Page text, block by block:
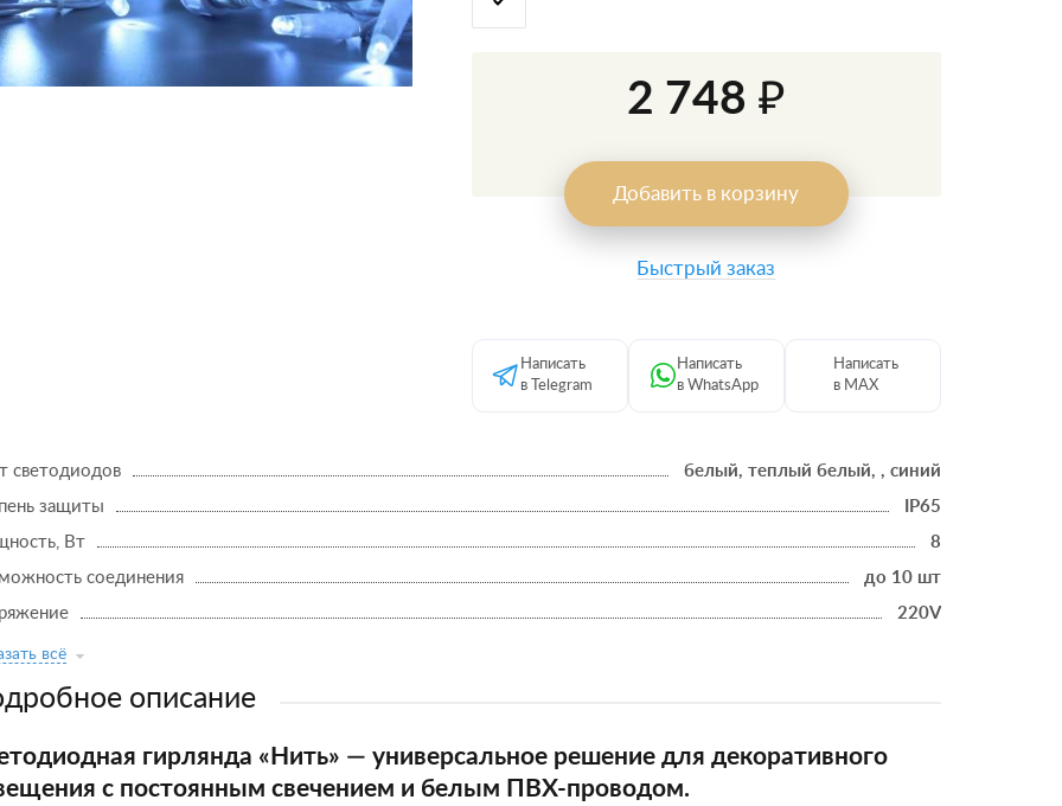
2 748 ₽
Добавить в корзину
Быстрый заказ
Написать
в Telegram
Написать
в WhatsApp
Написать
в MAX
светодиодов
белый, теплый белый, , синий
защиты
IP65
Вт
8
соединения
до 10 шт
220V
всё
описание
гирлянда «Нить» — универсальное решение для декоративного
с постоянным свечением и белым ПВХ-проводом.